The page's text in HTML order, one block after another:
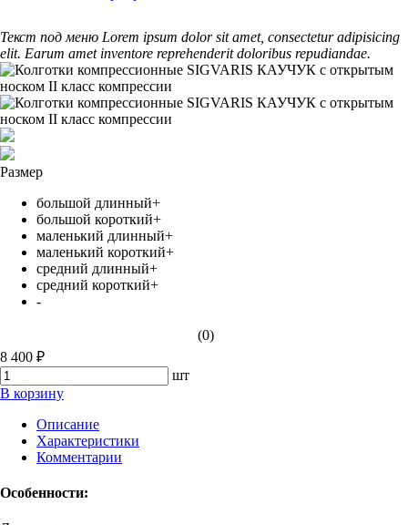
Текст под меню Lorem ipsum dolor sit amet, consectetur adipisicing
elit. Earum amet inventore reprehenderit doloribus repudiandae.
Размер
большой длинный+
большой короткий+
маленький длинный+
маленький короткий+
средний длинный+
средний короткий+
-
(0)
8 400 ₽
шт
В корзину
Описание
Характеристики
Комментарии
Особенности: